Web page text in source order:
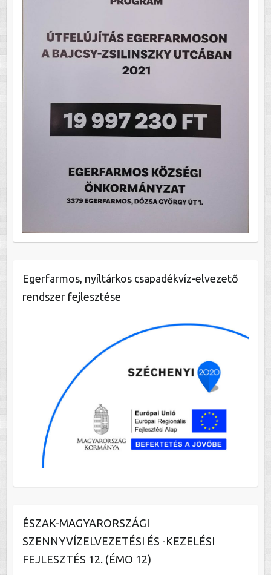
Egerfarmos, nyíltárkos csapadékvíz-elvezető
rendszer fejlesztése
ÉSZAK-MAGYARORSZÁGI
SZENNYVÍZELVEZETÉSI ÉS -KEZELÉSI
FEJLESZTÉS 12. (ÉMO 12)